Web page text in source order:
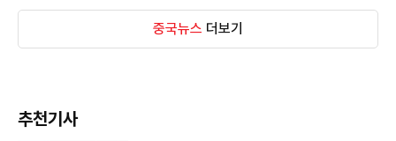
중국뉴스 더보기
추천기사